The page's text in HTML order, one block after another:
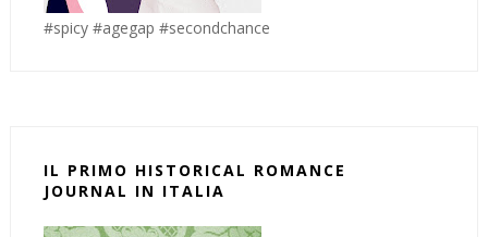
#spicy #agegap #secondchance
IL PRIMO HISTORICAL ROMANCE
JOURNAL IN ITALIA